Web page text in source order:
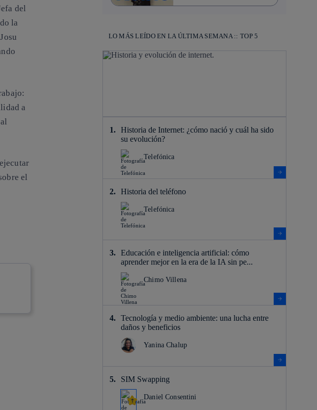
del
la
Josu
a
el
LO MÁS LEÍDO EN LA ÚLTIMA SEMANA :: TOP 5
Historia de Internet: ¿cómo nació y cuál ha sido
su evolución?
Telefónica
Historia del teléfono
Telefónica
Educación e inteligencia artificial: cómo
aprender mejor en la era de la IA sin pe...
Chimo Villena
Tecnología y medio ambiente: una lucha entre
daños y beneficios
Yanina Chalup
SIM Swapping
Daniel Consentini